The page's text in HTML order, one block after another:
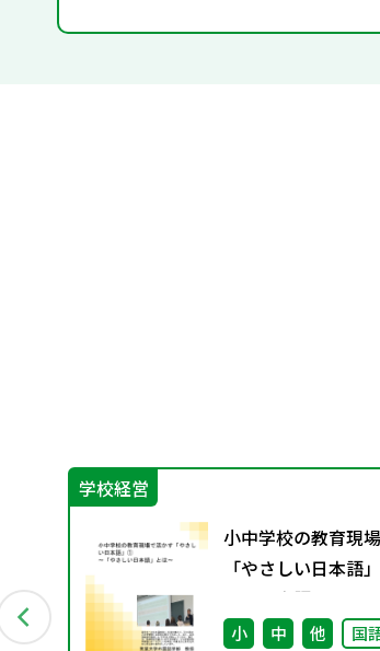
学校経営
小中学校の教育現
「やさしい日本語
しい日本語」とは～
小 中 他 国